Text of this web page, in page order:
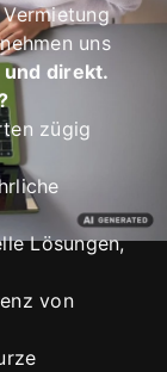
uns
direkt.
zügig
Lösungen,
von